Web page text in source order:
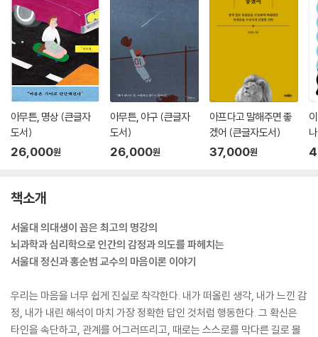
아무튼, 명상 (큰글자
도서)
26,000원
아무튼, 야구 (큰글자
도서)
26,000원
아프다고 말해주면 좋
겠어 (큰글자도서)
37,000원
책소개
서울대 의대생이 꼽은 최고의 명강의
뇌과학과 심리학으로 인간의 감정과 의도를 파헤치는
서울대 정신과 홍순범 교수의 마음이론 이야기
우리는 마음을 너무 쉽게 진실로 착각한다. 내가 떠올린 생각, 내가 느낀 감
정, 내가 내린 해석이 마치 가장 정확한 답인 것처럼 행동한다. 그 확신은
타인을 속단하고, 관계를 어그러뜨리고, 때로는 스스로를 막다른 길로 몰